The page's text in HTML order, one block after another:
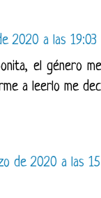
2020 a las 19:03
el género
a leerlo me
de 2020 a las